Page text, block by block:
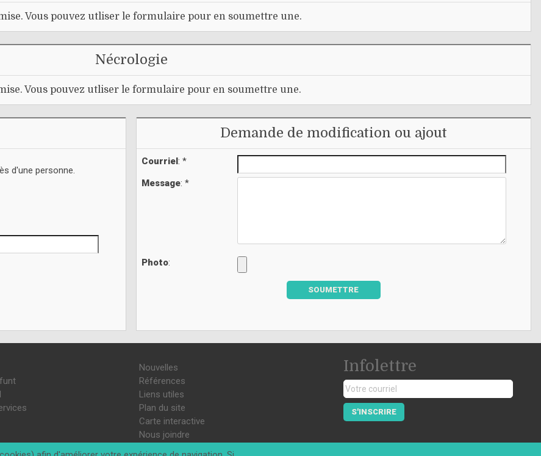
Vous pouvez utliser le formulaire pour en soumettre une.
Nécrologie
Vous pouvez utliser le formulaire pour en soumettre une.
d'une personne.
Demande de modification ou ajout
Courriel: *
Message: *
Photo:
SOUMETTRE
Nouvelles
Références
Liens utiles
Plan du site
Carte interactive
Nous joindre
Infolettre
S'INSCRIRE